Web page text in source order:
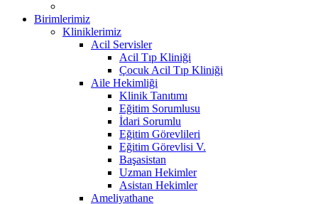
Birimlerimiz
Kliniklerimiz
Acil Servisler
Acil Tıp Kliniği
Çocuk Acil Tıp Kliniği
Aile Hekimliği
Klinik Tanıtımı
Eğitim Sorumlusu
İdari Sorumlu
Eğitim Görevlileri
Eğitim Görevlisi V.
Başasistan
Uzman Hekimler
Asistan Hekimler
Ameliyathane